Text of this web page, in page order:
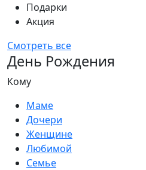
Подарки
Акция
Смотреть все
День Рождения
Кому
Маме
Дочери
Женщине
Любимой
Семье